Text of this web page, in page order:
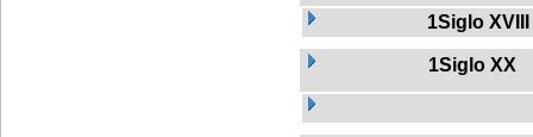
1Siglo XVIII
1Siglo XX